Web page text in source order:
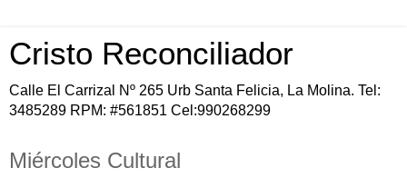
Cristo Reconciliador
Calle El Carrizal Nº 265 Urb Santa Felicia, La Molina. Tel:
3485289 RPM: #561851 Cel:990268299
Miércoles Cultural